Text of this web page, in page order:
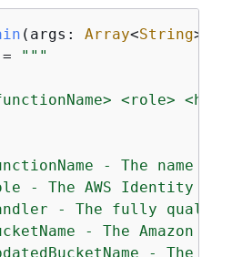
(args: Array<String>)
"""
<role>
- The name
- The AWS Identity
- The fully
- The Amazon
- The